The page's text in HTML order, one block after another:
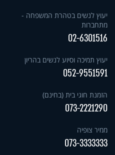
יעוץ לנשים בטהרת המשפחה -
מתחברות
02-6301516
יעוץ תמיכה וסיוע לנשים בהריון
052-9551591
הזמנת חוגי בית (בחינם)
073-2221290
ממיר צופיה
073-3333333